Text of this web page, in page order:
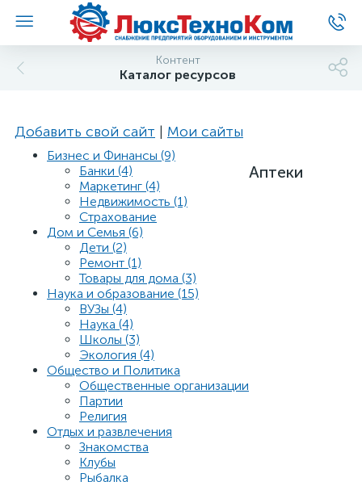
Контент
Каталог ресурсов
Добавить свой сайт | Мои сайты
Бизнес и Финансы (9)
Банки (4)
Маркетинг (4)
Недвижимость (1)
Страхование
Дом и Семья (6)
Дети (2)
Ремонт (1)
Товары для дома (3)
Наука и образование (15)
ВУЗы (4)
Наука (4)
Школы (3)
Экология (4)
Общество и Политика
Общественные организации
Партии
Религия
Отдых и развлечения
Знакомства
Клубы
Рыбалка
Аптеки